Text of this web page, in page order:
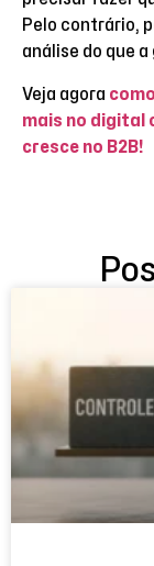
Pelo contrário,
análise do que
Veja agora
mais no digital
cresce no B2B!